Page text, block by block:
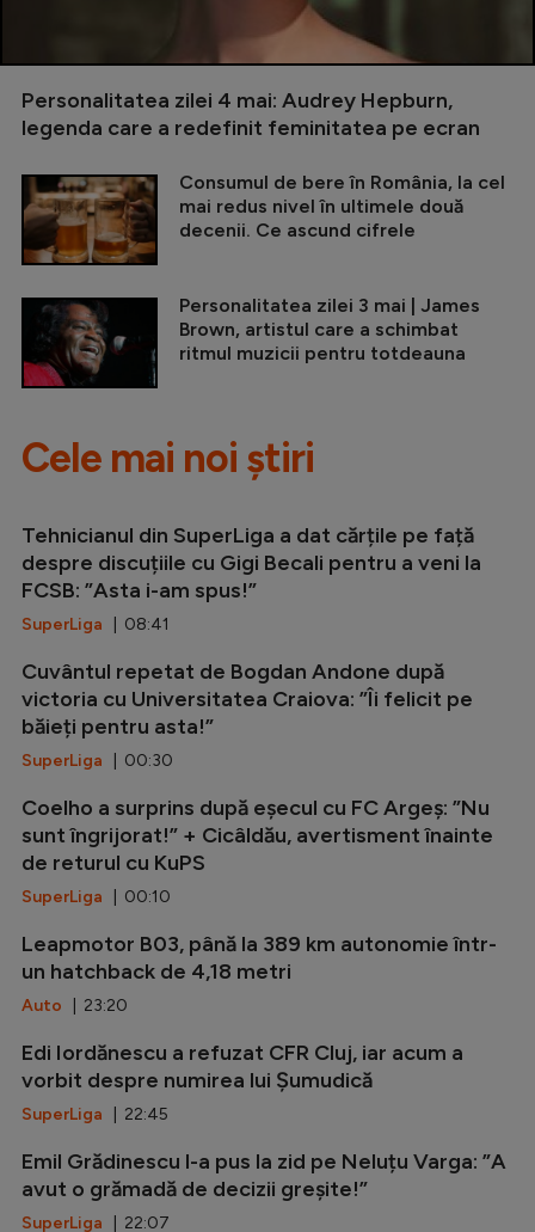
Personalitatea zilei 4 mai: Audrey Hepburn,
legenda care a redefinit feminitatea pe ecran
Consumul de bere în România, la cel
mai redus nivel în ultimele două
decenii. Ce ascund cifrele
Personalitatea zilei 3 mai | James
Brown, artistul care a schimbat
ritmul muzicii pentru totdeauna
Cele mai noi știri
Tehnicianul din SuperLiga a dat cărțile pe față
despre discuțiile cu Gigi Becali pentru a veni la
FCSB: ”Asta i-am spus!”
SuperLiga | 08:41
Cuvântul repetat de Bogdan Andone după
victoria cu Universitatea Craiova: ”Îi felicit pe
băieți pentru asta!”
SuperLiga | 00:30
Coelho a surprins după eșecul cu FC Argeș: ”Nu
sunt îngrijorat!” + Cicâldău, avertisment înainte
de returul cu KuPS
SuperLiga | 00:10
Leapmotor B03, până la 389 km autonomie într-
un hatchback de 4,18 metri
Auto | 23:20
Edi Iordănescu a refuzat CFR Cluj, iar acum a
vorbit despre numirea lui Șumudică
SuperLiga | 22:45
Emil Grădinescu l-a pus la zid pe Neluțu Varga: ”A
avut o grămadă de decizii greșite!”
SuperLiga | 22:07